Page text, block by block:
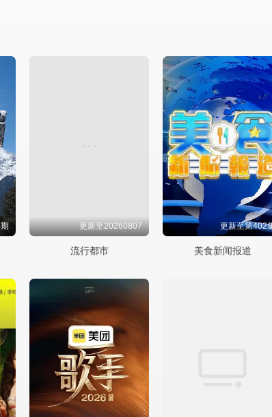
更新至20260807
流行都市
更新至第402
美食新闻报道